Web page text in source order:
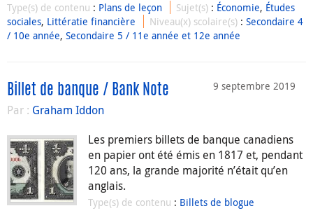
Type(s) de contenu : Plans de leçon Sujet(s) : Économie, Études
sociales, Littératie financière Niveau(x) scolaire(s) :Secondaire 4
/ 10e année, Secondaire 5 / 11e année et 12e année
9 septembre 2019
Billet de banque / Bank Note
Par : Graham Iddon
Les premiers billets de banque canadiens
en papier ont été émis en 1817 et, pendant
120 ans, la grande majorité n’était qu’en
anglais.
Type(s) de contenu : Billets de blogue